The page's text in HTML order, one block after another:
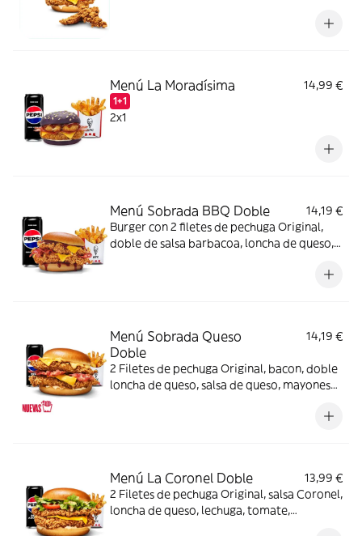
Menú La Moradísima
1+1
14,99 €
2x1
Menú Sobrada BBQ Doble
14,19 €
Burger con 2 filetes de pechuga Original,
doble de salsa barbacoa, loncha de queso,
Menú Sobrada Queso
Doble
14,19 €
2 Filetes de pechuga Original, bacon, doble
loncha de queso, salsa de queso, mayonesa
Menú La Coronel Doble
13,99 €
2 Filetes de pechuga Original, salsa Coronel,
loncha de queso, lechuga, tomate,